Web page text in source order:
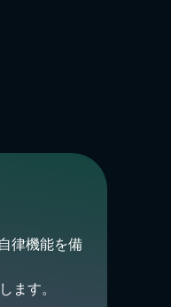
律機能を備
ます。